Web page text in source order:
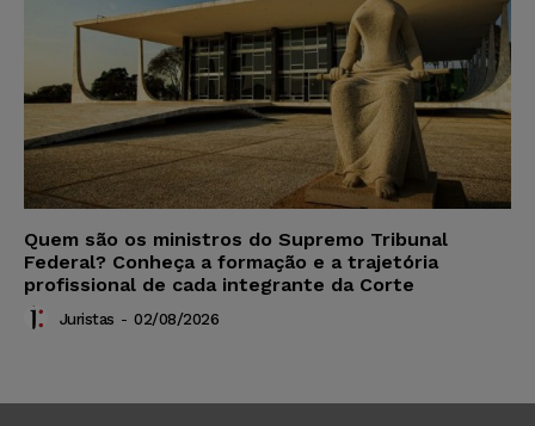
Quem são os ministros do Supremo Tribunal
Federal? Conheça a formação e a trajetória
profissional de cada integrante da Corte
Juristas - 02/08/2026